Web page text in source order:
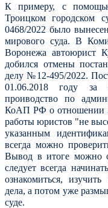
К примеру, с
Троицком городском
0468/2022 было
мирового суда. В
Воронежа автоюрист
добился отмены
делу №12-495/2022.
01.06.2018 году
проиводство по
КоАП РФ о отношении
работы юристов "не
указанным
всегда можно
Вывод в итоге можно
следует всегда
ознакомиться,
дела, а потом уже
суде.